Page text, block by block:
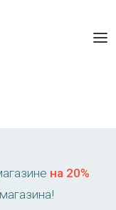
на 20%